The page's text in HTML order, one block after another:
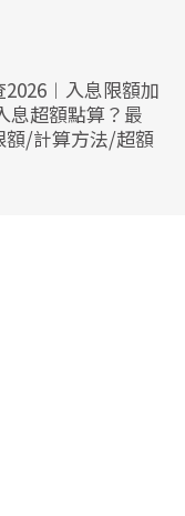
入息限額加
息超額點算？最
額/計算方法/超額